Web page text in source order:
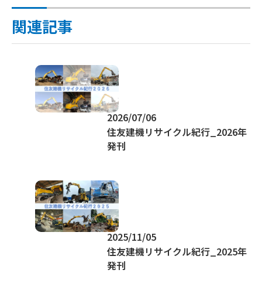
関連記事
2026/07/06
住友建機リサイクル紀行_2026年
発刊
2025/11/05
住友建機リサイクル紀行_2025年
発刊